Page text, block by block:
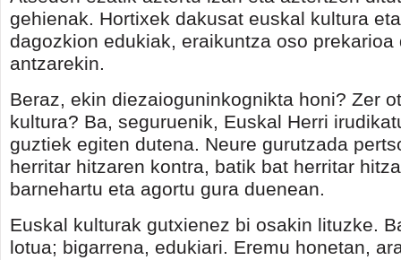
gehienak. Hortixek dakusat euskal kultura
dagozkion edukiak, eraikuntza oso prekarioa
antzarekin.
Beraz, ekin diezaioguninkognikta honi? Zer
kultura? Ba, seguruenik, Euskal Herri
guztiek egiten dutena. Neure gurutzada
herritar hitzaren kontra, batik bat herritar
barnehartu eta agortu gura duenean.
Euskal kulturak gutxienez bi osakin lituzke.
lotua; bigarrena, edukiari. Eremu honetan,